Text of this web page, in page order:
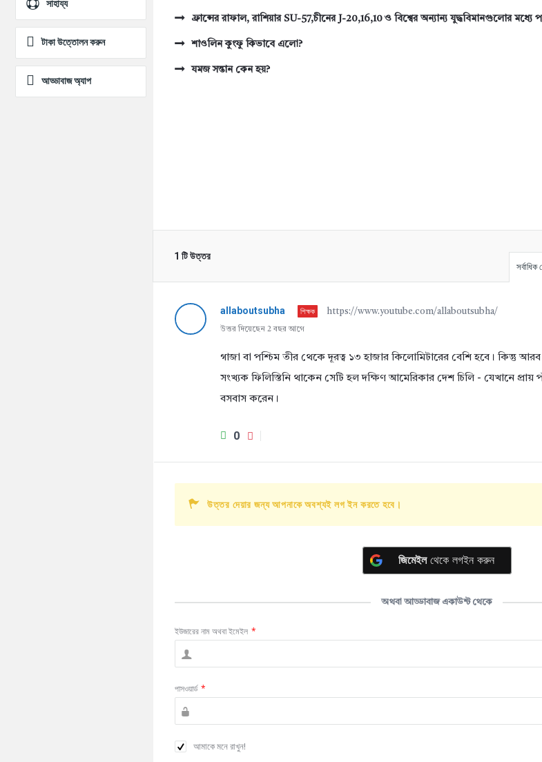
ফ্রান্সের রাফাল, রাশিয়ার SU-57,চীনের J-20,16,10 ও বিশ্বের অন্যান্য যুদ্ধবিমানগুলোর মধ্যে
শাওলিন কুংফু কিভাবে এলো?
যমজ সন্তান কেন হয়?
1 টি উত্তর
allaboutsubha শিক্ষক https://www.youtube.com/allaboutsubha/
উত্তর দিয়েছেন 2 বছর আগে
গাজা বা পশ্চিম তীর থেকে দূরত্ব ১৩ হাজার কিলোমিটারের বেশি হবে। কিন্তু আরব
সংখ্যক ফিলিস্তিনি থাকেন সেটি হল দক্ষিণ আমেরিকার দেশ চিলি - যেখানে প্রায়
বসবাস করেন।
0
উত্তর দেয়ার জন্য আপনাকে অবশ্যই লগ ইন করতে হবে।
জিমেইলথেকে লগইন করুন
অথবা আড্ডাবাজ একাউন্ট থেকে
ইউজারের নাম অথবা ইমেইল *
পাসওয়ার্ড *
আমাকে মনে রাখুন!
সাহায্য
টাকা উত্তোলন করুন
আড্ডাবাজ অ্যাপ